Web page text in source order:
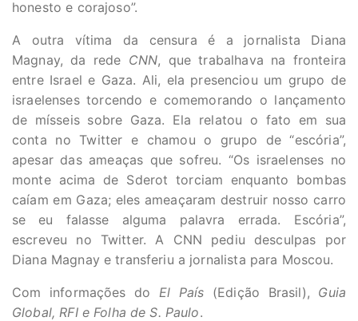
honesto e corajoso”.
A outra vítima da censura é a jornalista Diana
Magnay, da rede CNN, que trabalhava na fronteira
entre Israel e Gaza. Ali, ela presenciou um grupo de
israelenses torcendo e comemorando o lançamento
de mísseis sobre Gaza. Ela relatou o fato em sua
conta no Twitter e chamou o grupo de “escória”,
apesar das ameaças que sofreu. “Os israelenses no
monte acima de Sderot torciam enquanto bombas
caíam em Gaza; eles ameaçaram destruir nosso carro
se eu falasse alguma palavra errada. Escória”,
escreveu no Twitter. A CNN pediu desculpas por
Diana Magnay e transferiu a jornalista para Moscou.
Com informações doEl País (Edição Brasil), Guia
Global, RFI e Folha de S. Paulo.